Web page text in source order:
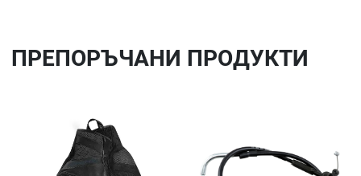
ПРЕПОРЪЧАНИ ПРОДУКТИ
Сравни продукт